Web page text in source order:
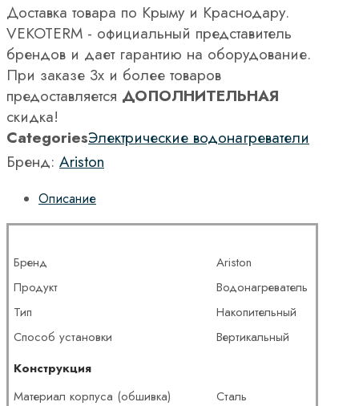
Доставка товара по Крыму и Краснодару.
VEKOTERM - официальный представитель
брендов и дает гарантию на оборудование.
При заказе 3х и более товаров
предоставляется ДОПОЛНИТЕЛЬНАЯ
скидка!
CategoriesЭлектрические водонагреватели
Бренд: Ariston
Описание
Бренд
Ariston
Продукт
Водонагреватель
Тип
Накопительный
Способ установки
Вертикальный
Конструкция
Материал корпуса (обшивка)
Сталь